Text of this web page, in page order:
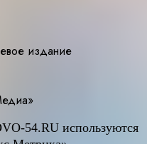
издание
-54.RU используются